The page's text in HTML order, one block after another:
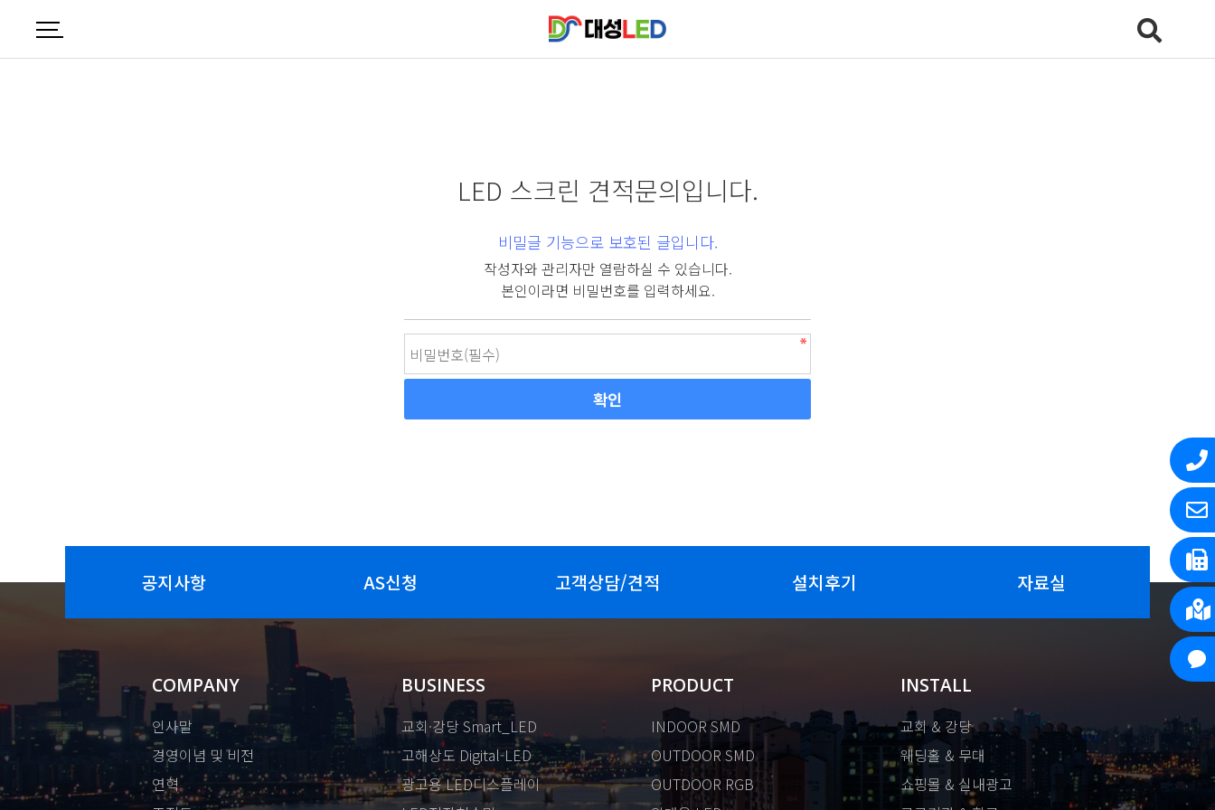
LED 스크린 견적문의입니다.
비밀글 기능으로 보호된 글입니다.
작성자와 관리자만 열람하실 수 있습니다.
본인이라면 비밀번호를 입력하세요.
공지사항 AS신청 고객상담/견적 설치후기 자료실
COMPANY
인사말
경영이념 및 비전
연혁
BUSINESS
교회·강당 Smart_LED
고해상도 Digital-LED
광고용 LED디스플레이
PRODUCT
INDOOR SMD
OUTDOOR SMD
OUTDOOR RGB
INSTALL
교회 & 강당
웨딩홀 & 무대
쇼핑몰 & 실내광고